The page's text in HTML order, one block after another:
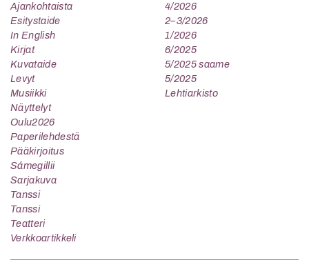
Ajankohtaista
Esitystaide
In English
Kirjat
Kuvataide
Levyt
Musiikki
Näyttelyt
Oulu2026
Paperilehdestä
Pääkirjoitus
Sámegillii
Sarjakuva
Tanssi
Tanssi
Teatteri
Verkkoartikkeli
4/2026
2–3/2026
1/2026
6/2025
5/2025 saame
5/2025
Lehtiarkisto